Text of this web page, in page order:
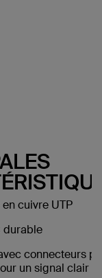
cuivre UTP
durable
connecteurs
un signal clair